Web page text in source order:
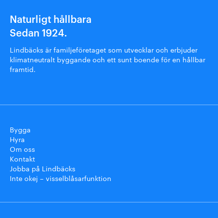
Naturligt hållbara
Sedan 1924.
Lindbäcks är familjeföretaget som utvecklar och erbjuder
klimatneutralt byggande och ett sunt boende för en hållbar
framtid.
Bygga
Hyra
Om oss
Kontakt
Jobba på Lindbäcks
Inte okej – visselblåsarfunktion